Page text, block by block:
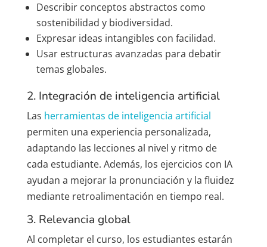
Describir conceptos abstractos como
sostenibilidad y biodiversidad.
Expresar ideas intangibles con facilidad.
Usar estructuras avanzadas para debatir
temas globales.
2. Integración de inteligencia artificial
Las herramientas de inteligencia artificial
permiten una experiencia personalizada,
adaptando las lecciones al nivel y ritmo de
cada estudiante. Además, los ejercicios con IA
ayudan a mejorar la pronunciación y la fluidez
mediante retroalimentación en tiempo real.
3. Relevancia global
Al completar el curso, los estudiantes estarán